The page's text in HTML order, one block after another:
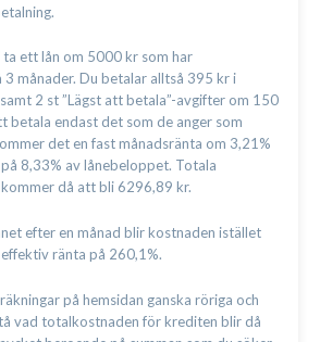
ta ett lån om 5000 kr som har
månader. Du betalar alltså 395 kr i
2 st ”Lägst att betala”-avgifter om 150
betala endast det som de anger som
det en fast månadsränta om 3,21%
8,33% av lånebeloppet. Totala
då att bli 6296,89 kr.
efter en månad blir kostnaden istället
ränta på 260,1%.
på hemsidan ganska röriga och
vad totalkostnaden för krediten blir då